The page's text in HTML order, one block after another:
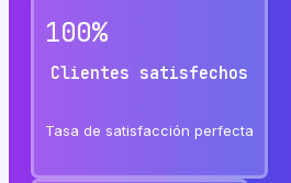
100%
Clientes satisfechos
Tasa de satisfacción perfecta